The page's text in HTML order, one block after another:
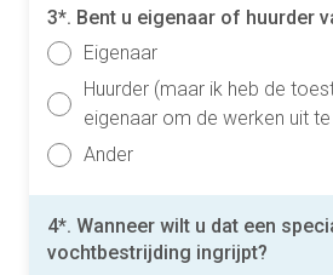
3*. Bent u eigenaar of huurder
Eigenaar
Huurder (maar ik heb de
eigenaar om de werken uit
Ander
4*. Wanneer wilt u dat een
vochtbestrijding ingrijpt?